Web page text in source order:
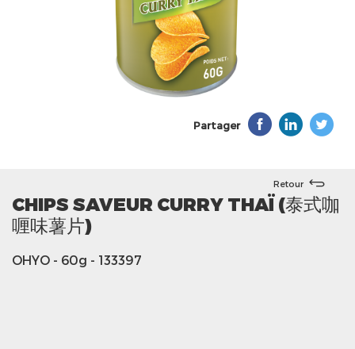
Partager
Retour
CHIPS SAVEUR CURRY THAÏ (泰式咖
喱味薯片)
OHYO - 60g - 133397